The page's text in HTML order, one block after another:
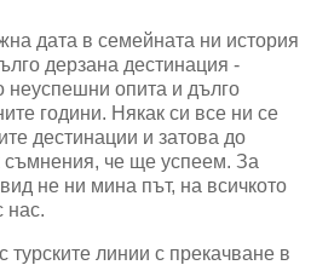
дата в семейната ни история
дерзана дестинация -
неуспешни опита и дълго
години. Някак си все ни се
дестинации и затова до
че ще успеем. За
не ни мина път, на всичкото
нас.
линии с прекачване в